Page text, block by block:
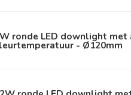
ronde LED downlight met
- Ø120mm